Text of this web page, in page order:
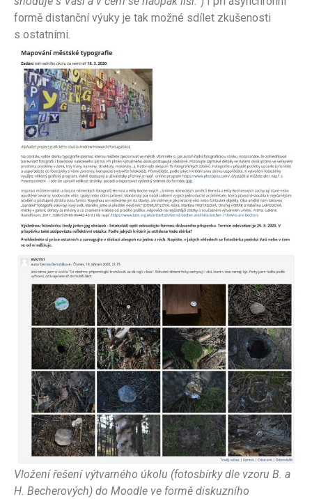
formě distanční výuky je tak možné sdílet zkušenosti
s ostatními.
Vložení řešení výtvarného úkolu (fotosbírky dle vzoru B. a
H. Becherových) do Moodle ve formě diskuzního